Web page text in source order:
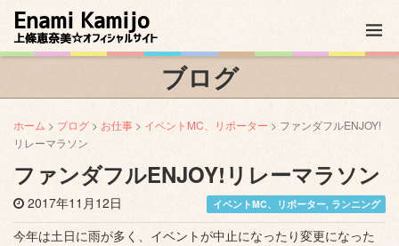
Enami Kamijo
上條恵奈美☆オフィシャルサイト
ブログ
ホーム > ブログ > お仕事 > イベントMC、リポーター > ファンダフルENJOY!
リレーマラソン
ファンダフルENJOY!リレーマラソン
2017年11月12日 イベントMC、リポーター, ランニング
今年は土日に雨が多く、イベントが中止になったり変更になった